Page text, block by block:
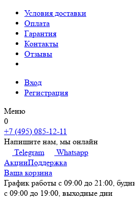
Условия доставки
Оплата
Гарантия
Контакты
Отзывы
Вход
Регистрация
Меню
0
+7 (495) 085-12-11
Напишите нам, мы онлайн
Telegram
Whatsapp
АкцииПоддержка
Ваша корзина
График работы с 09:00 до 21:00,
с 09:00 до 19:00, выходные дни